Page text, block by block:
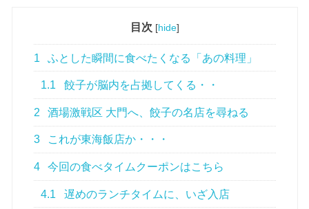
目次 [hide]
1 ふとした瞬間に食べたくなる「あの料理」
1.1 餃子が脳内を占拠してくる・・
2 酒場激戦区 大門へ、餃子の名店を尋ねる
3 これが東海飯店か・・・
4 今回の食べタイムクーポンはこちら
4.1 遅めのランチタイムに、いざ入店